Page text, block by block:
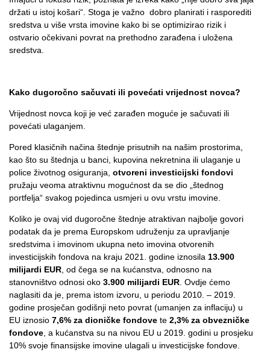
držati u istoj košari“. Stoga je važno dobro planirati i rasporediti
sredstva u više vrsta imovine kako bi se optimizirao rizik i
ostvario očekivani povrat na prethodno zarađena i uložena
sredstva.
Kako dugoročno sačuvati ili povećati vrijednost novca?
Vrijednost novca koji je već zarađen moguće je sačuvati ili
povećati ulaganjem.
Pored klasičnih načina štednje prisutnih na našim prostorima,
kao što su štednja u banci, kupovina nekretnina ili ulaganje u
police životnog osiguranja, otvoreni investicijski fondovi
pružaju veoma atraktivnu mogućnost da se dio „štednog
portfelja“ svakog pojedinca usmjeri u ovu vrstu imovine.
Koliko je ovaj vid dugoročne štednje atraktivan najbolje govori
podatak da je prema Europskom udruženju za upravljanje
sredstvima i imovinom ukupna neto imovina otvorenih
investicijskih fondova na kraju 2021. godine iznosila 13.900
milijardi EUR , od čega se na kućanstva, odnosno na
stanovništvo odnosi oko 3.900 milijardi EUR . Ovdje ćemo
naglasiti da je, prema istom izvoru, u periodu 2010. – 2019.
godine prosječan godišnji neto povrat (umanjen za inflaciju) u
EU iznosio 7,6% za dioničke fondove te 2,3% za obvezničke
fondove , a kućanstva su na nivou EU u 2019. godini u prosjeku
10% svoje finansijske imovine ulagali u investicijske fondove.